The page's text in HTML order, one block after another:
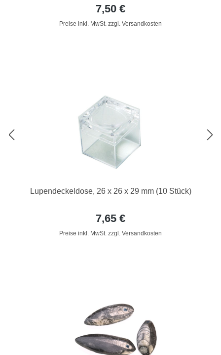
7,50 €
Preise inkl. MwSt. zzgl. Versandkosten
Lupendeckeldose, 26 x 26 x 29 mm (10 Stück)
7,65 €
Preise inkl. MwSt. zzgl. Versandkosten